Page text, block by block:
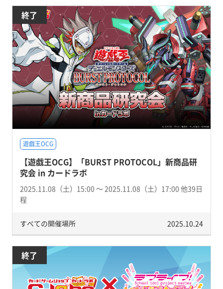
終了
遊戯王OCG
【遊戯王OCG】「BURST PROTOCOL」新商品研
究会 in カードラボ
2025.11.08（土）15:00 〜 2025.11.08（土）17:00 他39日
程
すべての開催場所 2025.10.24
終了